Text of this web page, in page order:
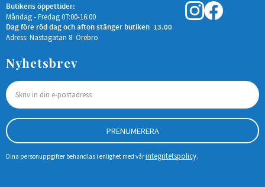
Butikens öppettider:
Måndag - Fredag 07:00-16:00
Dag före röd dag och afton stänger butiken 13.00
Adress: Nastagatan 8 Örebro
Nyhetsbrev
PRENUMERERA
Dina personuppgifter behandlas i enlighet med vårintegritetspolicy.